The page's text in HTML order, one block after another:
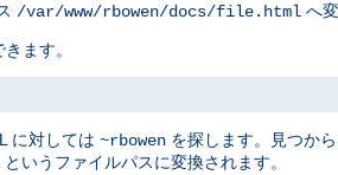
/var/www/rbowen/docs/file.html へ
ます。
に対しては ~rbowen を探します。見つか
というファイルパスに変換されます。